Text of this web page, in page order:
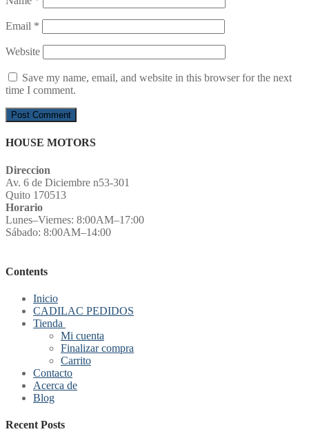
Email *
Website
Save my name, email, and website in this browser for the next
time I comment.
HOUSE MOTORS
Direccion
Av. 6 de Diciembre n53-301
Quito 170513
Horario
Lunes–Viernes: 8:00AM–17:00
Sábado: 8:00AM–14:00
Contents
Inicio
CADILAC PEDIDOS
Tienda
Mi cuenta
Finalizar compra
Carrito
Contacto
Acerca de
Blog
Recent Posts